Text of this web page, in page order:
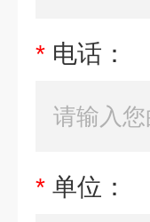
* 电话：
* 单位：